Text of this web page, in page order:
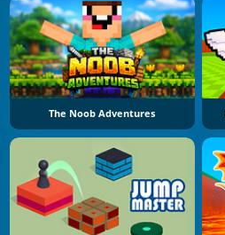
The Noob Adventures